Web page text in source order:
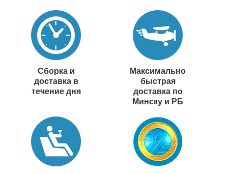
Сборка и
доставка в
течение дня
Максимально
быстрая
доставка по
Минску и РБ